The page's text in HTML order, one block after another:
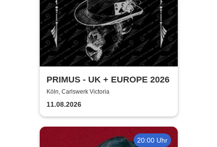
PRIMUS - UK + EUROPE 2026
Köln, Carlswerk Victoria
11.08.2026
20:00 Uhr